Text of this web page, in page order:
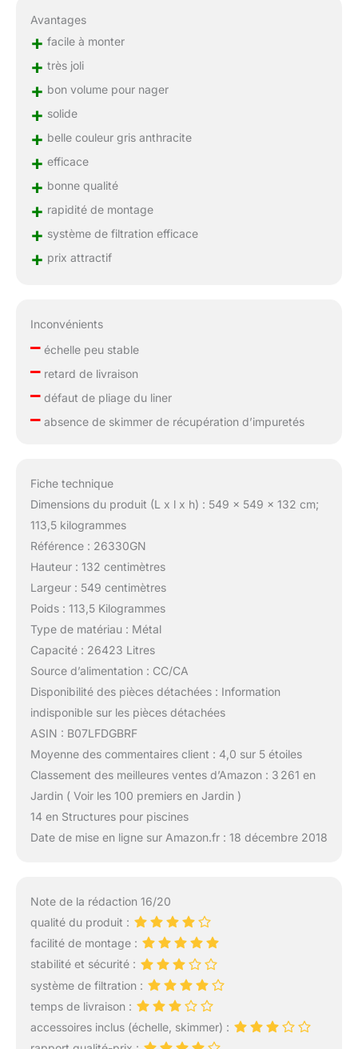
Avantages
+ facile à monter
+ très joli
+ bon volume pour nager
+ solide
+ belle couleur gris anthracite
+ efficace
+ bonne qualité
+ rapidité de montage
+ système de filtration efficace
+ prix attractif
Inconvénients
–échelle peu stable
–retard de livraison
–défaut de pliage du liner
–absence de skimmer de récupération d’impuretés
Fiche technique
Dimensions du produit (L x l x h) : 549 x 549 x 132 cm;
113,5 kilogrammes
Référence : 26330GN
Hauteur : 132 centimètres
Largeur : 549 centimètres
Poids : 113,5 Kilogrammes
Type de matériau : Métal
Capacité : 26423 Litres
Source d’alimentation : CC/CA
Disponibilité des pièces détachées : Information
indisponible sur les pièces détachées
ASIN : B07LFDGBRF
Moyenne des commentaires client : 4,0 sur 5 étoiles
Classement des meilleures ventes d’Amazon : 3 261 en
Jardin ( Voir les 100 premiers en Jardin )
14 en Structures pour piscines
Date de mise en ligne sur Amazon.fr : 18 décembre 2018
Note de la rédaction 16/20
qualité du produit :
facilité de montage :
stabilité et sécurité :
système de filtration :
temps de livraison :
accessoires inclus (échelle, skimmer) :